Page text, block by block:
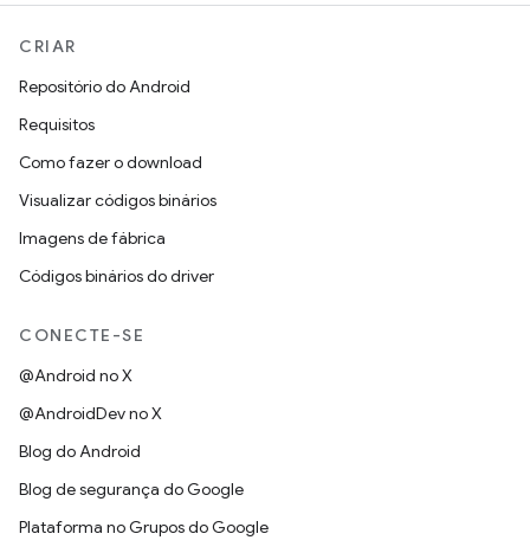
CRIAR
Repositório do Android
Requisitos
Como fazer o download
Visualizar códigos binários
Imagens de fábrica
Códigos binários do driver
CONECTE-SE
@Android no X
@AndroidDev no X
Blog do Android
Blog de segurança do Google
Plataforma no Grupos do Google